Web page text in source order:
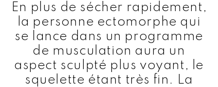
En plus de sécher rapidement,
la personne ectomorphe qui
se lance dans un programme
de musculation aura un
aspect sculpté plus voyant, le
squelette étant très fin. La